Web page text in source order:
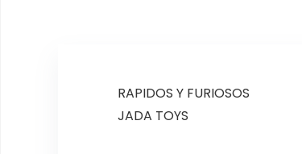
RAPIDOS Y FURIOSOS
JADA TOYS